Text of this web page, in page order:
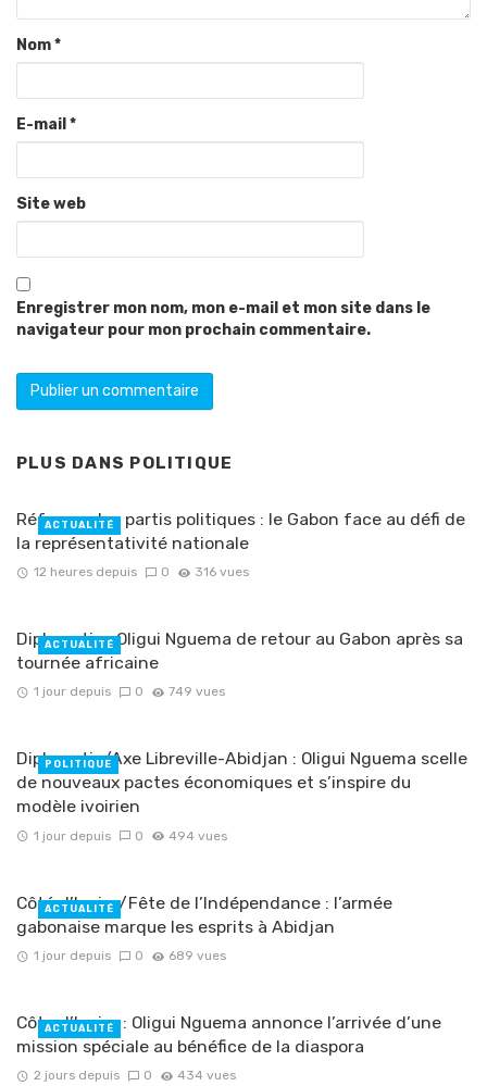
Nom*
E-mail *
Site web
Enregistrer mon nom, mon e-mail et mon site dans le
navigateur pour mon prochain commentaire.
PLUS DANS POLITIQUE
Réforme des partis politiques : le Gabon face au défi de
la représentativité nationale
12 heures depuis 0 316 vues
ACTUALITÉ
Diplomatie : Oligui Nguema de retour au Gabon après sa
tournée africaine
1 jour depuis 0 749 vues
ACTUALITÉ
Diplomatie/Axe Libreville-Abidjan : Oligui Nguema scelle
de nouveaux pactes économiques et s’inspire du
modèle ivoirien
1 jour depuis 0 494 vues
POLITIQUE
Côté d’Ivoire/Fête de l’Indépendance : l’armée
gabonaise marque les esprits à Abidjan
1 jour depuis 0 689 vues
ACTUALITÉ
Côte d’Ivoire : Oligui Nguema annonce l’arrivée d’une
mission spéciale au bénéfice de la diaspora
2 jours depuis 0 434 vues
ACTUALITÉ